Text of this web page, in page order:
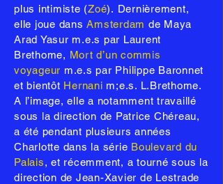
plus intimiste (Zoé). Dernièrement,
elle joue dansAmsterdam de Maya
Arad Yasur m.e.s par Laurent
Brethome, Mort d’un commis
voyageur m.e.s par Philippe Baronnet
et bientôt Hernani m;e.s. L.Brethome.
A l’image, elle a notamment travaillé
sous la direction de Patrice Chéreau,
a été pendant plusieurs années
Charlotte dans la série Boulevard du
Palais, et récemment, a tourné sous la
direction de Jean-Xavier de Lestrade